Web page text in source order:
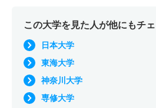
この大学を見た人が他にもチ
日本大学
東海大学
神奈川大学
専修大学